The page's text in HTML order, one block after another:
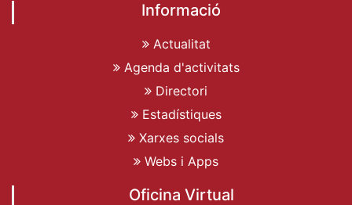
Informació
Actualitat
Agenda d'activitats
Directori
Estadístiques
Xarxes socials
Webs i Apps
Oficina Virtual